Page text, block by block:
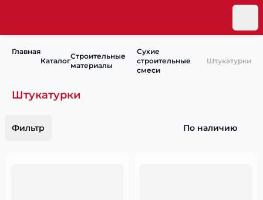
Главная
Каталог
Строительные
материалы
Сухие
строительные
смеси
Штукатурки
Штукатурки
Фильтр По наличию